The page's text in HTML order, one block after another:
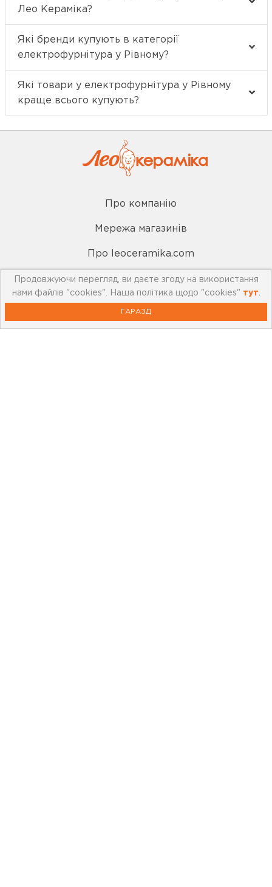
Лео Кераміка?
Які бренди купують в категорії
електрофурнітура у Рівному?
Які товари у електрофурнітура у Рівному
краще всього купують?
Про компанію
Мережа магазинів
Про leoceramika.com
Робота в Лео Кераміка
Контакти
Продовжуючи перегляд, ви даєте згоду на використання
нами файлів "cookies". Наша політика щодо "cookies" тут
ГАРАЗД